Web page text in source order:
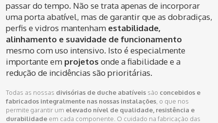
passar do tempo. Não se trata apenas de incorporar
uma porta abatível, mas de garantir que as dobradiças,
perfis e vidros mantenham estabilidade,
alinhamento e suavidade de funcionamento
mesmo com uso intensivo. Isto é especialmente
importante em projetos onde a fiabilidade e a
redução de incidências são prioritárias.
Todas as nossas divisórias de duche abatíveis são concebidos e
fabricados integralmente nas nossas instalações , o que nos
permite garantir um elevado nível de qualidade, resistência e
durabilidade em cada componente. O cuidado na fabricação das